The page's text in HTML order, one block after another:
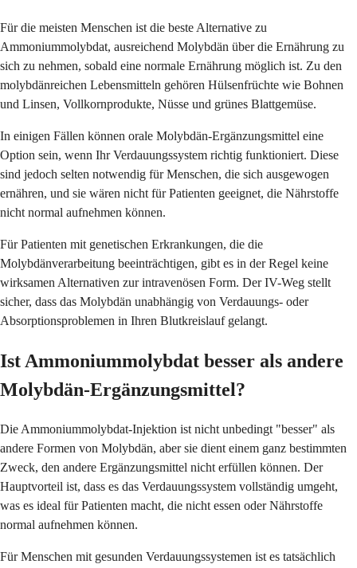
Für die meisten Menschen ist die beste Alternative zu
Ammoniummolybdat, ausreichend Molybdän über die Ernährung zu
sich zu nehmen, sobald eine normale Ernährung möglich ist. Zu den
molybdänreichen Lebensmitteln gehören Hülsenfrüchte wie Bohnen
und Linsen, Vollkornprodukte, Nüsse und grünes Blattgemüse.
In einigen Fällen können orale Molybdän-Ergänzungsmittel eine
Option sein, wenn Ihr Verdauungssystem richtig funktioniert. Diese
sind jedoch selten notwendig für Menschen, die sich ausgewogen
ernähren, und sie wären nicht für Patienten geeignet, die Nährstoffe
nicht normal aufnehmen können.
Für Patienten mit genetischen Erkrankungen, die die
Molybdänverarbeitung beeinträchtigen, gibt es in der Regel keine
wirksamen Alternativen zur intravenösen Form. Der IV-Weg stellt
sicher, dass das Molybdän unabhängig von Verdauungs- oder
Absorptionsproblemen in Ihren Blutkreislauf gelangt.
Ist Ammoniummolybdat besser als andere
Molybdän-Ergänzungsmittel?
Die Ammoniummolybdat-Injektion ist nicht unbedingt "besser" als
andere Formen von Molybdän, aber sie dient einem ganz bestimmten
Zweck, den andere Ergänzungsmittel nicht erfüllen können. Der
Hauptvorteil ist, dass es das Verdauungssystem vollständig umgeht,
was es ideal für Patienten macht, die nicht essen oder Nährstoffe
normal aufnehmen können.
Für Menschen mit gesunden Verdauungssystemen ist es tatsächlich